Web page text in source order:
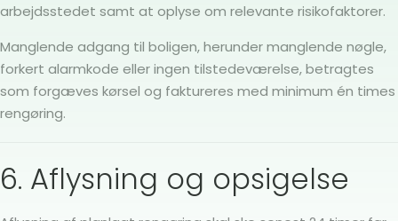
arbejdsstedet samt at oplyse om relevante risikofaktorer.
Manglende adgang til boligen, herunder manglende nøgle,
forkert alarmkode eller ingen tilstedeværelse, betragtes
som forgæves kørsel og faktureres med minimum én times
rengøring.
6. Aflysning og opsigelse